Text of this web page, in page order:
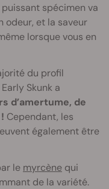
spécimen va
odeur, et la saveur
lorsque vous en
du profil
Skunk a
d’amertume, de
Cependant, les
également être
le myrcène qui
de la variété.